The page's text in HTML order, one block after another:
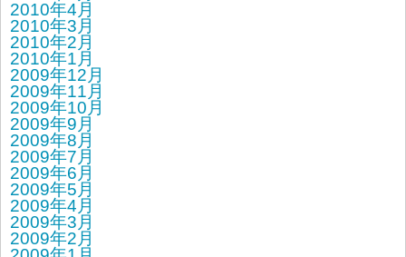
2010年4月
2010年3月
2010年2月
2010年1月
2009年12月
2009年11月
2009年10月
2009年9月
2009年8月
2009年7月
2009年6月
2009年5月
2009年4月
2009年3月
2009年2月